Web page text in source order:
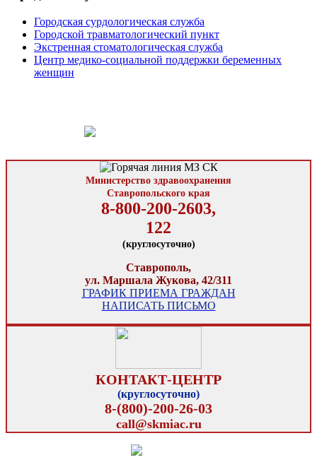
Городская сурдологическая служба
Городской травматологический пункт
Экстренная стоматологическая служба
Центр медико-социальной поддержки беременных
женщин
Министерство здравоохранения
Ставропольского края
8-800-200-2603,
122
(круглосуточно)
Ставрополь,
ул. Маршала Жукова, 42/311
ГРАФИК ПРИЕМА ГРАЖДАН
НАПИСАТЬ ПИСЬМО
КОНТАКТ-ЦЕНТР
(круглосуточно)
8-(800)-200-26-03
call@skmiac.ru